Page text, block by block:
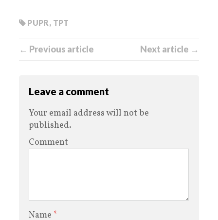
PUPR, TPT
← Previous article Next article →
Leave a comment
Your email address will not be
published.
Comment
Name *